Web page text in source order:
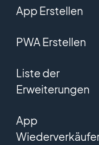
App Erstellen
PWA Erstellen
Liste der
Erweiterungen
App